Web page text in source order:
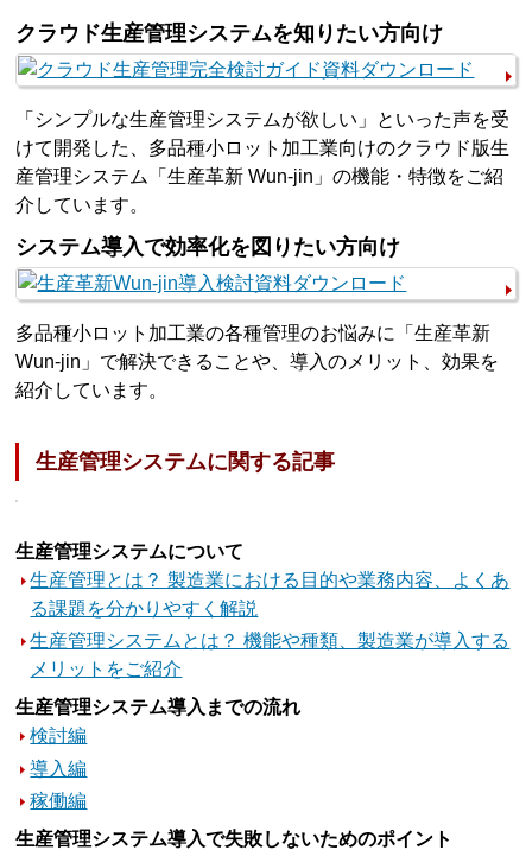
クラウド生産管理システムを知りたい方向け
「シンプルな生産管理システムが欲しい」といった声を受
けて開発した、多品種小ロット加工業向けのクラウド版生
産管理システム「生産革新 Wun-jin」の機能・特徴をご紹
介しています。
システム導入で効率化を図りたい方向け
多品種小ロット加工業の各種管理のお悩みに「生産革新
Wun-jin」で解決できることや、導入のメリット、効果を
紹介しています。
生産管理システムに関する記事
生産管理システムについて
生産管理とは？ 製造業における目的や業務内容、よくあ
る課題を分かりやすく解説
生産管理システムとは？ 機能や種類、製造業が導入する
メリットをご紹介
生産管理システム導入までの流れ
検討編
導入編
稼働編
生産管理システム導入で失敗しないためのポイント